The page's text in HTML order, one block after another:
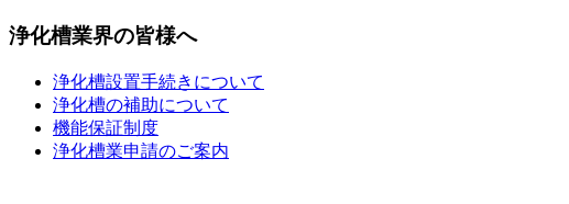
浄化槽業界の皆様へ
浄化槽設置手続きについて
浄化槽の補助について
機能保証制度
浄化槽業申請のご案内